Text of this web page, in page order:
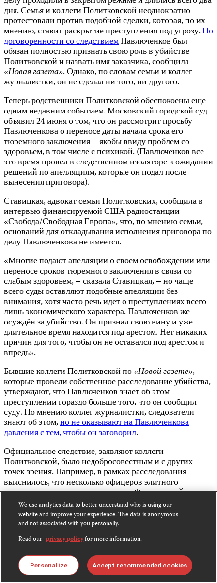
дня. Семья и коллеги Политковской неоднократно
протестовали против подобной сделки, которая, по их
мнению, ставит раскрытие преступления под угрозу.По
договоренности со следствиемПавлюченков был
обязан полностью признать свою роль в убийстве
Политковской и назвать имя заказчика, сообщила
«Новая газета». Однако, по словам семьи и коллег
журналистки, он не сделал ни того, ни другого.
Теперь родственники Политковской обеспокоены еще
одним недавним событием. Московский городской суд
объявил 24 июня о том, что он рассмотрит просьбу
Павлюченкова о переносе даты начала срока его
тюремного заключения – якобы ввиду проблем со
здоровьем, в том числе с психикой. (Павлюченков все
это время провел в следственном изоляторе в ожидании
решений по апелляциям, которые он подал после
вынесения приговора).
Ставицкая, адвокат семьи Политковских, сообщила в
интервью финансируемой США радиостанции
«Свобода/Свободная Европа», что, по мнению семьи,
оснований для откладывания исполнения приговора по
делу Павлюченкова не имеется.
«Многие подают апелляции о своем освобождении или
переносе сроков тюремного заключения в связи со
слабым здоровьем, – сказала Ставицкая, – но чаще
всего суды оставляют подобные апелляции без
внимания, хотя часто речь идет о преступлениях всего
лишь экономического характера. Павлюченков же
осуждён за убийство. Он признал свою вину и уже
длительное время находится под арестом. Нет никаких
причин для того, чтобы он не оставался под арестом и
впредь».
Бывшие коллеги Политковской по«Новой газете»,
которые провели собственное расследование убийства,
утверждают, что Павлюченков знает об этом
преступлении гораздо больше того, что он сообщил
суду. По мнению коллег журналистки, следователи
знают об этом,но не оказывают на Павлюченкова
давления с тем, чтобы он заговорил.
Официальное следствие, заявляют коллеги
Политковской, было недобросовестным и с других
точек зрения. Например, в рамках расследования
выяснилось, что несколько офицеров элитного
секретного управления полиции и Федеральной
службы безопасности (ФСБ) также были причастны к
убийству – однако ни один из этих офицеров не понёс
за это ответственности.
Обвинительные приговоры, вынесенные по делу
Политковской, заявил КЗЖ заместитель главного
редактора«Новой газеты»Сергей Соколов, «стали
плодом титанических усилий коллег, родственников и
We use analytics data to better understand who is using our
website and improve your experience. The data is anonymous
and not associated with you personally.
Read our privacy policyfor more information.
Personalize Accept recommended cookies